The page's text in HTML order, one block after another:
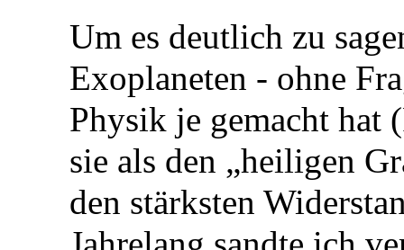
Um es deutlich zu
Exoplaneten - ohne
Physik je gemacht hat
sie als den „heiligen
den stärksten